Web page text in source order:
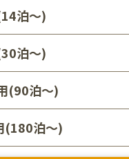
泊～)
泊～)
(90泊～)
(180泊～)